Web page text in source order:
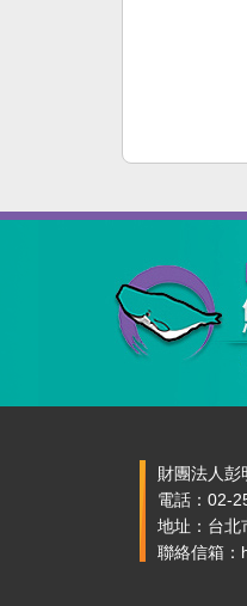
財團法人彭
電話：02-
地址：台北
聯絡信箱：